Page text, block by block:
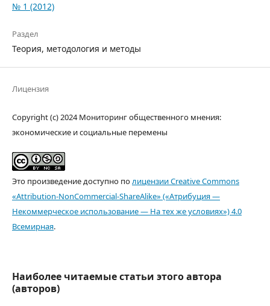
№ 1 (2012)
Раздел
Теория, методология и методы
Лицензия
Copyright (c) 2024 Мониторинг общественного мнения:
экономические и социальные перемены
Это произведение доступно полицензии Creative Commons
«Attribution-NonCommercial-ShareAlike» («Атрибуция —
Некоммерческое использование — На тех же условиях») 4.0
Всемирная.
Наиболее читаемые статьи этого автора
(авторов)